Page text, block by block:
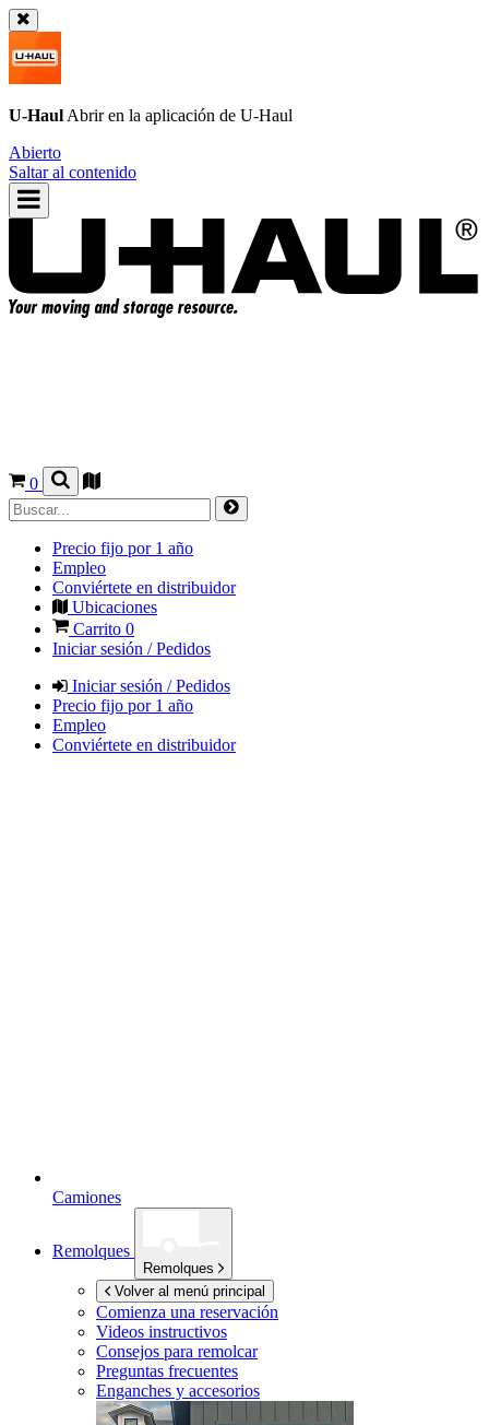
U-Haul Abrir en la aplicación de U-Haul
Abierto
Saltar al contenido
0
Precio fijo por 1 año
Empleo
Conviértete en distribuidor
Ubicaciones
Carrito 0
Iniciar sesión / Pedidos
Iniciar sesión / Pedidos
Precio fijo por 1 año
Empleo
Conviértete en distribuidor
Camiones
Remolques
Remolques
Volver al menú principal
Comienza una reservación
Videos instructivos
Consejos para remolcar
Preguntas frecuentes
Enganches y accesorios